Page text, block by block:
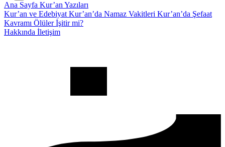
Ana Sayfa Kur’an Yazıları
Kur’an ve Edebiyat Kur’an’da Namaz Vakitleri Kur’an’da Şefaat
Kavramı Ölüler İşitir mi?
Hakkında İletişim